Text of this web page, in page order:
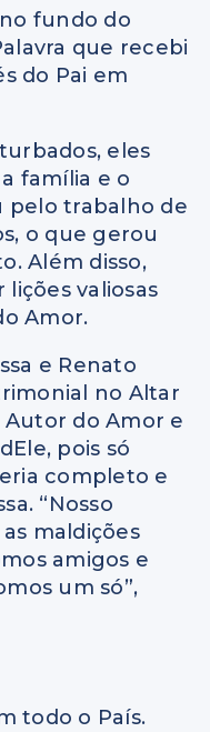
fundo do
que recebi
do Pai em
eles
família e o
pelo trabalho de
o que gerou
Além disso,
valiosas
Amor.
e Renato
no Altar
Autor do Amor e
pois só
completo e
“Nosso
maldições
amigos e
um só”,
todo o País.